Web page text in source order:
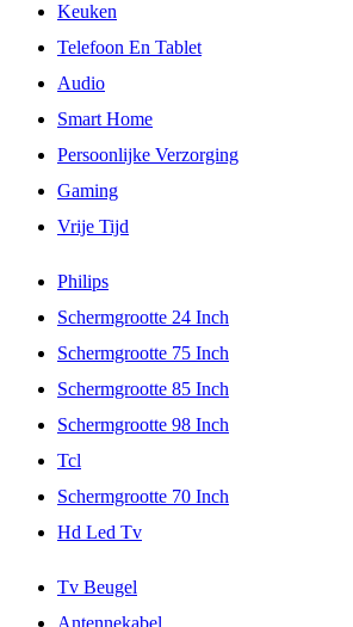
Keuken
Telefoon En Tablet
Audio
Smart Home
Persoonlijke Verzorging
Gaming
Vrije Tijd
Philips
Schermgrootte 24 Inch
Schermgrootte 75 Inch
Schermgrootte 85 Inch
Schermgrootte 98 Inch
Tcl
Schermgrootte 70 Inch
Hd Led Tv
Tv Beugel
Antennekabel